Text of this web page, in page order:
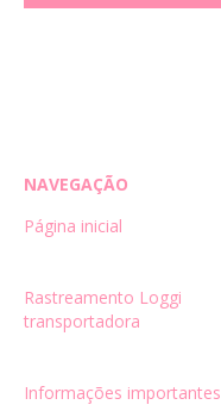
NAVEGAÇÃO
Página inicial
Rastreamento Loggi
transportadora
Informações importantes